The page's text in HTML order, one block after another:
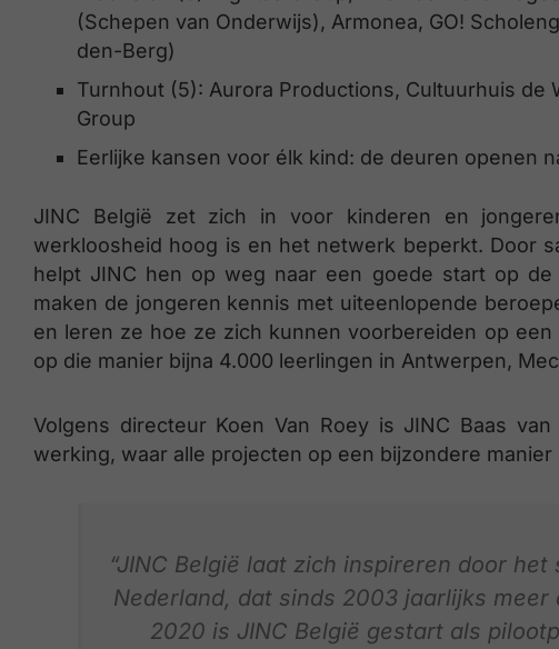
(Schepen van Onderwijs), Armonea, GO!
den-Berg)
Turnhout (5): Aurora Productions, Cultuurhuis de
Group
Eerlijke kansen voor élk kind: de deuren openen
JINC België zet zich in voor kinderen en
werkloosheid hoog is en het netwerk beperkt. Door
helpt JINC hen op weg naar een goede start op de
maken de jongeren kennis met uiteenlopende
en leren ze hoe ze zich kunnen voorbereiden op
op die manier bijna 4.000 leerlingen in Antwerpen,
Volgens directeur Koen Van Roey is JINC Baas
werking, waar alle projecten op een bijzondere manier
“JINC België laat zich inspireren door
Nederland, dat sinds 2003 jaarlijks
2020 is JINC België gestart als